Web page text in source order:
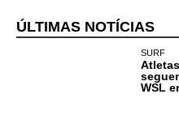
ÚLTIMAS NOTÍCIAS
SURF
WSL